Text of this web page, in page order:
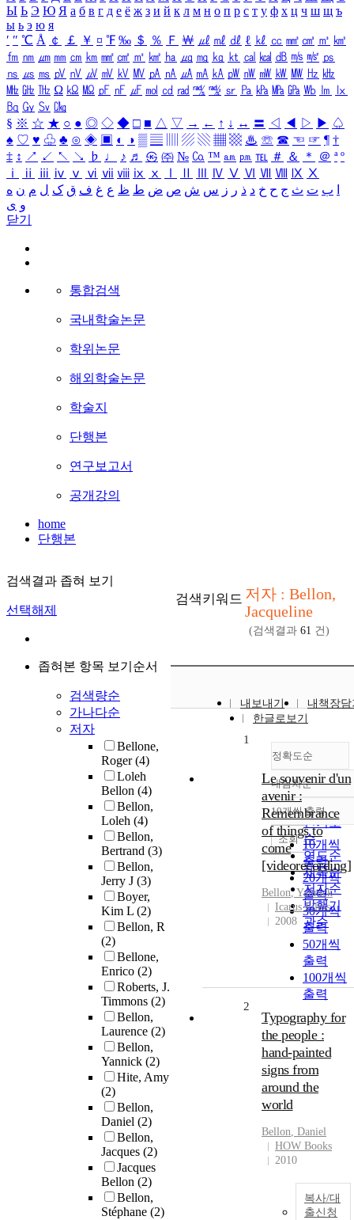
Ы Ь Э Ю Я а б в г д е ё ж з и й к л м н о п р с т у ф х ц ч ш щ ъ
ы ь э ю я
′ ″ ℃ Å ￠ ￡ ￥ ¤ ℉ ‰ ＄ ％ Ｆ ￦ ㎕ ㎖ ㎗ ℓ ㎘ ㏄ ㎣ ㎤ ㎥ ㎦
㎙ ㎚ ㎛ ㎜ ㎝ ㎞ ㎟ ㎠ ㎡ ㎢ ㏊ ㎍ ㎎ ㎏ ㏏ ㎈ ㎉ ㏈ ㎧ ㎨ ㎰
㎱ ㎲ ㎳ ㎴ ㎵ ㎶ ㎷ ㎸ ㎹ ㎀ ㎁ ㎂ ㎃ ㎄ ㎺ ㎻ ㎽ ㎾ ㎿ ㎐ ㎑
㎒ ㎓ ㎔ Ω ㏀ ㏁ ㎊ ㎋ ㎌ ㏖ ㏅ ㎭ ㎮ ㎯ ㏛ ㎩ ㎪ ㎫ ㎬ ㏝ ㏐
㏓
㏃ ㏉ ㏜ ㏆
§ ※ ☆ ★ ○ ● ◎ ◇ ◆ □ ■ △ ▽ → ← ↑ ↓ ↔ 〓 ◁ ◀ ▷ ▶ ♤
♠ ♡ ♥ ♧ ♣ ⊙ ◈ ▣ ◐ ◑ ▒ ▤ ▨ ▧ ▦ ▩ ♨ ☏ ☎ ☜ ☞ ¶ †
‡ ↕ ↗ ↙ ↖ ↘ ♭ ♩ ♪ ♬ ㉿ ㈜ № ㏇ ™ ㏂ ㏘ ℡ ＃ ＆ ＊ ＠ ª º
ⅰ
ⅱ ⅲ ⅳ ⅴ ⅵ ⅶ ⅷ ⅸ ⅹ Ⅳ Ⅴ Ⅵ Ⅶ Ⅷ Ⅸ Ⅹ
ب ت ث ج ح خ د ذ ر ز س ش ص ض ط ظ ع غ ف ق ک ل م ن ه
و ی
닫기
통합검색
국내학술논문
학위논문
해외학술논문
학술지
단행본
연구보고서
공개강의
home
단행본
검색결과 좁혀 보기
선택해제
좁혀본 항목 보기순서
검색량순
가나다순
저자
Bellone,
Roger(4)
Loleh
Bellon (4)
Bellon,
Loleh (4)
Bellon,
Bertrand (3)
Bellon,
Jerry J (3)
Boyer,
Kim L (2)
Bellon, R
(2)
Bellone,
Enrico (2)
Roberts, J.
Timmons (2)
Bellon,
Laurence (2)
Bellon,
Yannick (2)
Hite, Amy
(2)
Bellon,
Daniel (2)
Bellon,
Jacques (2)
Jacques
Bellon (2)
Bellon,
Stéphane (2)
검색키워드 저자 : Bellon,
Jacqueline
(검색결과 61 건)
내보내기
내책장담
한글로보기
정확도순
정확도
순
인기도
순
연도순
제목순
저자순
발행기
관순
내림차순
내림차순
10개씩 출력
10개씩
출력
20개씩
출력
30개씩
출력
50개씩
출력
100개씩
출력
조회
1
Le souvenir d'un
avenir :
Remembrance
of things to
come
[videorecording]
Bellon, Yannick
Icarus Films
2008
2
Typography for
the people :
hand-painted
signs from
around the
world
Bellon, Daniel
HOW Books
2010
복사/대
출신청